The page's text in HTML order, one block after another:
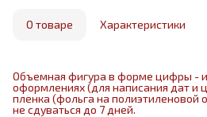
маркетплейса
О товаре Характеристики
Объемная фигура в форме цифры -
оформлениях (для написания дат и
пленка (фольга на полиэтиленовой
не сдуваться до 7 дней.